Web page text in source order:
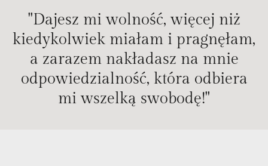
"Dajesz mi wolność, więcej niż
kiedykolwiek miałam i pragnęłam,
a zarazem nakładasz na mnie
odpowiedzialność, która odbiera
mi wszelką swobodę!"